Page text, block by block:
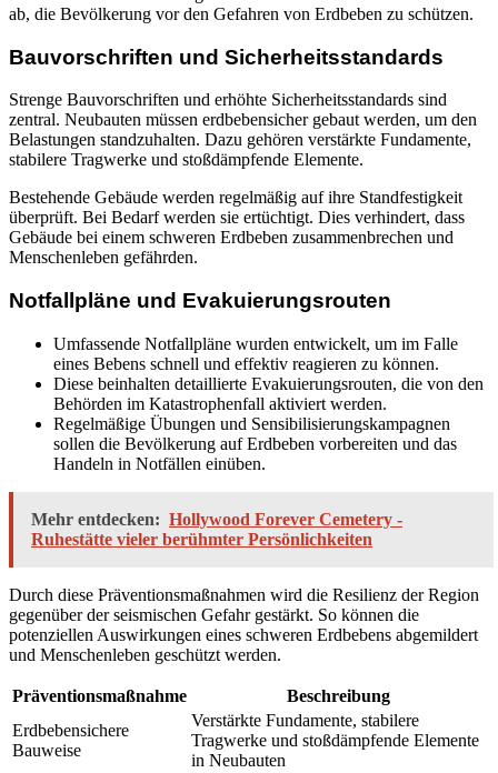
ab, die Bevölkerung vor den Gefahren von Erdbeben zu schützen.
Bauvorschriften und Sicherheitsstandards
Strenge Bauvorschriften und erhöhte Sicherheitsstandards sind
zentral. Neubauten müssen erdbebensicher gebaut werden, um den
Belastungen standzuhalten. Dazu gehören verstärkte Fundamente,
stabilere Tragwerke und stoßdämpfende Elemente.
Bestehende Gebäude werden regelmäßig auf ihre Standfestigkeit
überprüft. Bei Bedarf werden sie ertüchtigt. Dies verhindert, dass
Gebäude bei einem schweren Erdbeben zusammenbrechen und
Menschenleben gefährden.
Notfallpläne und Evakuierungsrouten
Umfassende Notfallpläne wurden entwickelt, um im Falle
eines Bebens schnell und effektiv reagieren zu können.
Diese beinhalten detaillierte Evakuierungsrouten, die von den
Behörden im Katastrophenfall aktiviert werden.
Regelmäßige Übungen und Sensibilisierungskampagnen
sollen die Bevölkerung auf Erdbeben vorbereiten und das
Handeln in Notfällen einüben.
Mehr entdecken: Hollywood Forever Cemetery -
Ruhestätte vieler berühmter Persönlichkeiten
Durch diese Präventionsmaßnahmen wird die Resilienz der Region
gegenüber der seismischen Gefahr gestärkt. So können die
potenziellen Auswirkungen eines schweren Erdbebens abgemildert
und Menschenleben geschützt werden.
Präventionsmaßnahme
Beschreibung
Erdbebensichere
Bauweise
Verstärkte Fundamente, stabilere
Tragwerke und stoßdämpfende Elemente
in Neubauten